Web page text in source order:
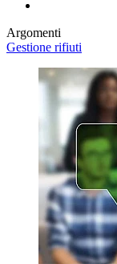
Argomenti
Gestione rifiuti